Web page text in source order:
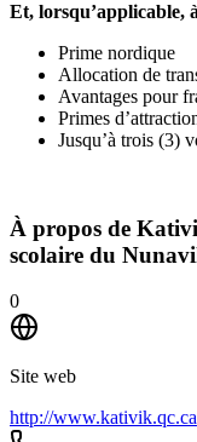
Et, lorsqu’applicable,
Prime nordique
Allocation de
Avantages pour
Primes
Jusqu’à trois (3)
À propos de
scolaire du
0
Site web
http://www.kativik.qc.ca